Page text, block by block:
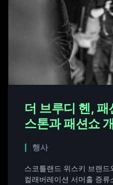
더 브루디 헨,
스톤과 패션쇼
행사
스코틀랜드 위스키 브랜
컬래버레이션 서머홀 증